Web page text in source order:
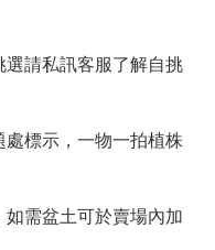
請私訊客服了解自挑
標示，一物一拍植株
需盆土可於賣場內加